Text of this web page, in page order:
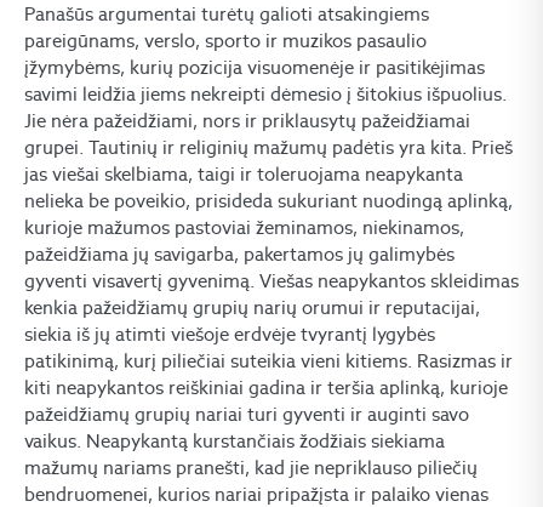
Panašūs argumentai turėtų galioti atsakingiems
pareigūnams, verslo, sporto ir muzikos pasaulio
įžymybėms, kurių pozicija visuomenėje ir pasitikėjimas
savimi leidžia jiems nekreipti dėmesio į šitokius išpuolius.
Jie nėra pažeidžiami, nors ir priklausytų pažeidžiamai
grupei. Tautinių ir religinių mažumų padėtis yra kita. Prieš
jas viešai skelbiama, taigi ir toleruojama neapykanta
nelieka be poveikio, prisideda sukuriant nuodingą aplinką,
kurioje mažumos pastoviai žeminamos, niekinamos,
pažeidžiama jų savigarba, pakertamos jų galimybės
gyventi visavertį gyvenimą. Viešas neapykantos skleidimas
kenkia pažeidžiamų grupių narių orumui ir reputacijai,
siekia iš jų atimti viešoje erdvėje tvyrantį lygybės
patikinimą, kurį piliečiai suteikia vieni kitiems. Rasizmas ir
kiti neapykantos reiškiniai gadina ir teršia aplinką, kurioje
pažeidžiamų grupių nariai turi gyventi ir auginti savo
vaikus. Neapykantą kurstančiais žodžiais siekiama
mažumų nariams pranešti, kad jie nepriklauso piliečių
bendruomenei, kurios nariai pripažįsta ir palaiko vienas